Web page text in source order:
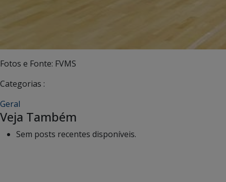
Fotos e Fonte: FVMS
Categorias :
Geral
Veja Também
Sem posts recentes disponíveis.